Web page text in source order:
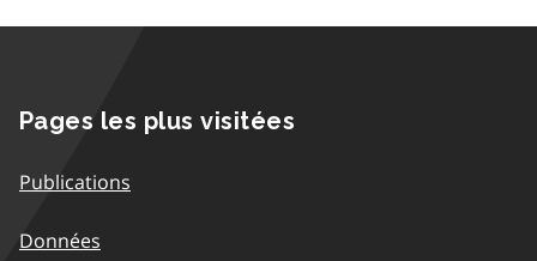
Pages les plus visitées
Publications
Données